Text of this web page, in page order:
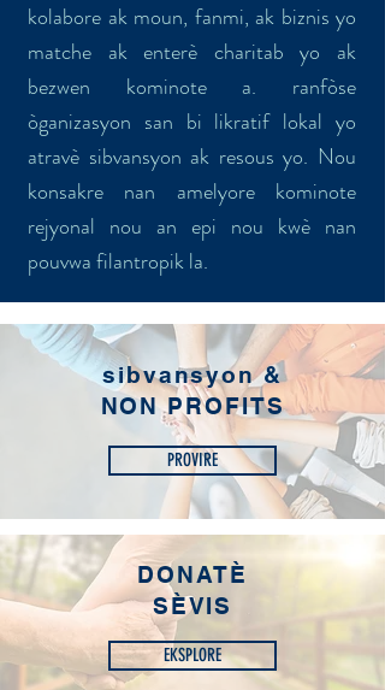
kolabore ak moun, fanmi, ak biznis yo
matche ak enterè charitab yo ak
bezwen kominote a. ranfòse
òganizasyon san bi likratif lokal yo
atravè sibvansyon ak resous yo. Nou
konsakre nan amelyore kominote
rejyonal nou an epi nou kwè nan
pouvwa filantropik la.
sibvansyon &
NON PROFITS
PROVIRE
DONATÈ
SÈVIS
EKSPLORE